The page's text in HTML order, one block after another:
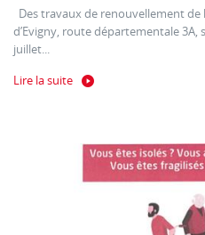
Des travaux de renouvellement
d’Evigny, route départementale
juillet...
Lire la suite